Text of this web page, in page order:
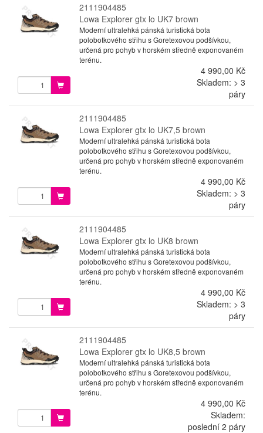
2111904485
Lowa Explorer gtx lo UK7 brown
Moderní ultralehká pánská turistická bota
polobotkového střihu s Goretexovou podšívkou,
určená pro pohyb v horském středně exponovaném
terénu.
4 990,00 Kč
Skladem: > 3
páry
2111904485
Lowa Explorer gtx lo UK7,5 brown
Moderní ultralehká pánská turistická bota
polobotkového střihu s Goretexovou podšívkou,
určená pro pohyb v horském středně exponovaném
terénu.
4 990,00 Kč
Skladem: > 3
páry
2111904485
Lowa Explorer gtx lo UK8 brown
Moderní ultralehká pánská turistická bota
polobotkového střihu s Goretexovou podšívkou,
určená pro pohyb v horském středně exponovaném
terénu.
4 990,00 Kč
Skladem: > 3
páry
2111904485
Lowa Explorer gtx lo UK8,5 brown
Moderní ultralehká pánská turistická bota
polobotkového střihu s Goretexovou podšívkou,
určená pro pohyb v horském středně exponovaném
terénu.
4 990,00 Kč
Skladem:
poslední 2 páry